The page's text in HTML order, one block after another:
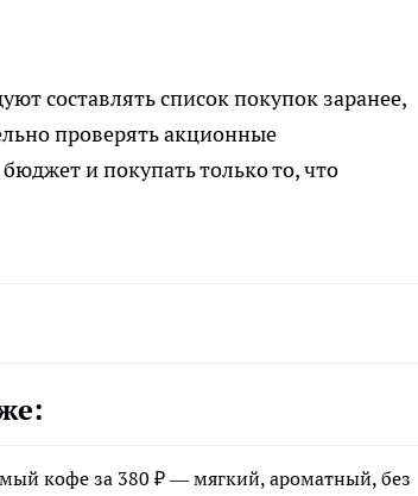
составлять список покупок заранее,
проверять акционные
и покупать только то, что
кофе за 380 ₽ — мягкий, ароматный, без